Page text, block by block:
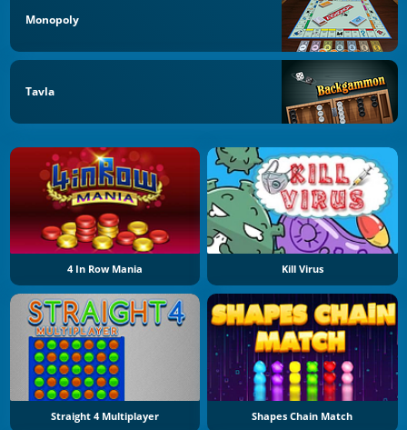
Monopoly
Tavla
4 In Row Mania Kill Virus
Straight 4 Multiplayer Shapes Chain Match